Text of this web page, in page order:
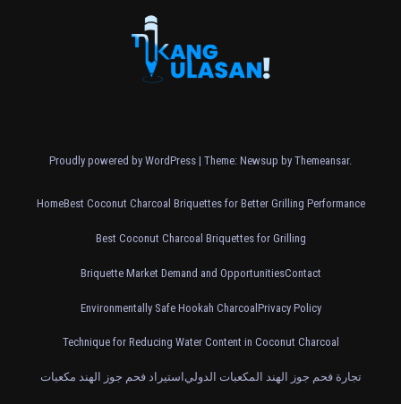
Proudly powered by WordPress | Theme: Newsup by Themeansar.
HomeBest Coconut Charcoal Briquettes for Better Grilling Performance
Best Coconut Charcoal Briquettes for Grilling
Briquette Market Demand and OpportunitiesContact
Environmentally Safe Hookah CharcoalPrivacy Policy
Technique for Reducing Water Content in Coconut Charcoal
استيراد فحم جوز الهند مكعبات تجارة فحم جوز الهند المكعبات الدولي